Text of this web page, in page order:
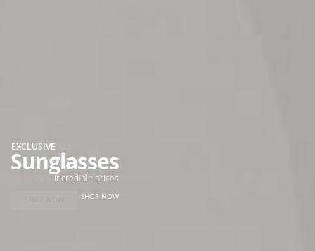
EXCLUSIVE
Sunglasses
Incredible prices
SHOP NOW